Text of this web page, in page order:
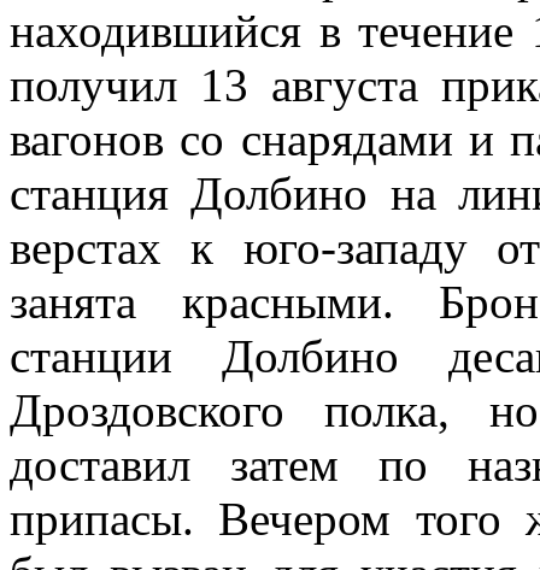
находившийся в
получил 13 августа
вагонов со снарядами и
станция Долбино на
верстах к юго-западу
занята красными.
станции Долбино
Дроздовского полка,
доставил затем по
припасы. Вечером того